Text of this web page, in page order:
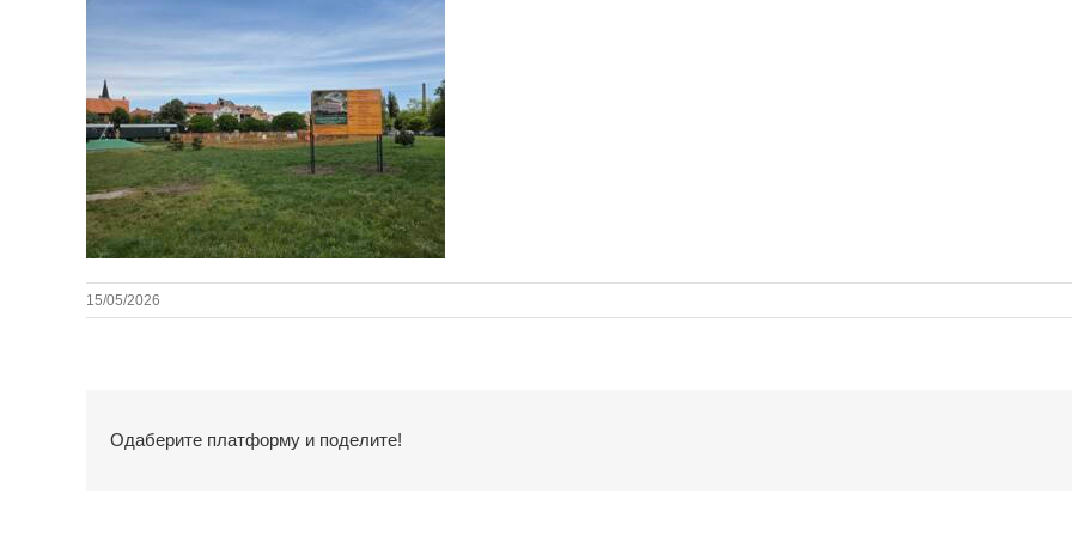
15/05/2026
Одаберите платформу и поделите!